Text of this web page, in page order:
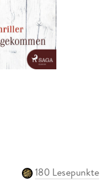
180 Lesepunkte